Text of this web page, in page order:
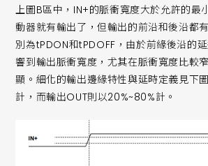
上圖B區中，IN+的脈衝寬度大於允許的最
動器就有輸出了，但輸出的前沿和後沿都
別為tPDON和tPDOFF，由於前緣後沿的
響到輸出脈衝寬度，尤其在脈衝寬度比較
顯。細化的輸出邊緣特性與延時定義見下
計，而輸出OUT則以20%~80%計。